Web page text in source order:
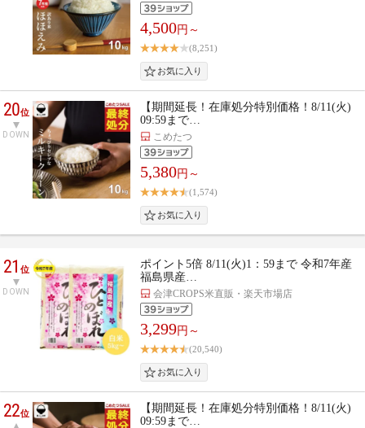
4,500円～
(8,251)
20位
DOWN
【期間延長！在庫処分特別価格！8/11(火)
09:59まで…
こめたつ
5,380円～
(1,574)
21位
DOWN
ポイント5倍 8/11(火)1：59まで 令和7年産
福島県産…
会津CROPS米直販・楽天市場店
3,299円～
(20,540)
22位
【期間延長！在庫処分特別価格！8/11(火)
09:59まで…